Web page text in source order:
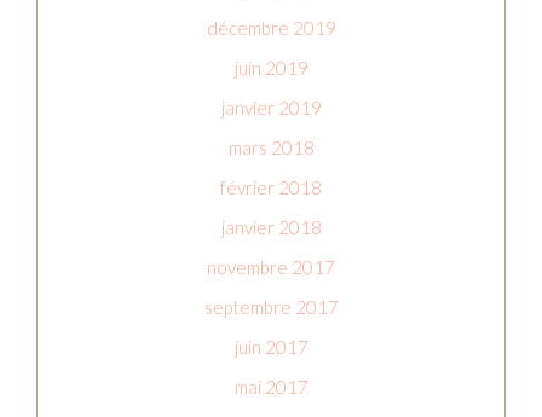
décembre 2019
juin 2019
janvier 2019
mars 2018
février 2018
janvier 2018
novembre 2017
septembre 2017
juin 2017
mai 2017